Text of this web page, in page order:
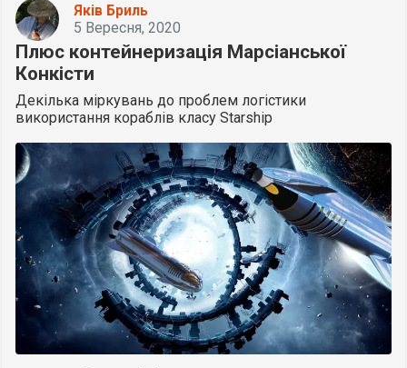
Яків Бриль
5 Вересня, 2020
Плюс контейнеризація Марсіанської
Конкісти
Декілька міркувань до проблем логістики
використання кораблів класу Starship